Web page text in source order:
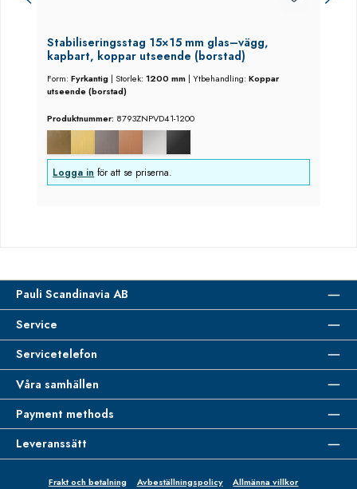
Stabiliseringsstag 15×15 mm glas–vägg,
kapbart, koppar utseende (borstad)
Form:Fyrkantig | Storlek:1200 mm | Ytbehandling:Koppar
utseende (borstad)
Produktnummer: 8793ZNPVD41-1200
Logga in för att se priserna.
Pauli Scandinavia AB
Service
Servicetelefon
Våra samhällen
Payment methods
Leveranssätt
Frakt och betalning Avbeställningspolicy
Allmänna villkor